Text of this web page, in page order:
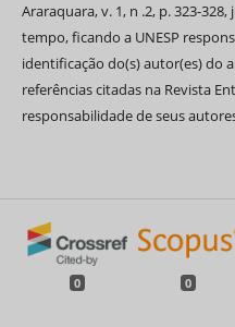
Araraquara, v. 1, n .2, p. 323-
tempo, ficando a UNESP
identificação do(s) autor(es) do
referências citadas na Revista
responsabilidade de seus
0 0